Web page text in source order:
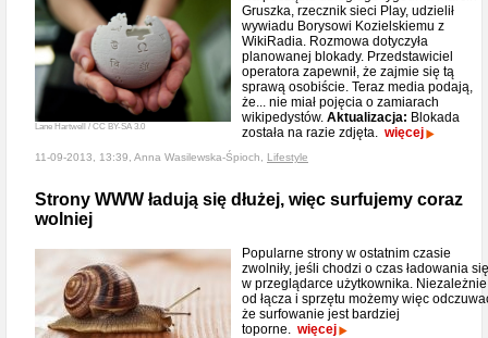
Lane Hartwell / CC BY-SA 3.0
Gruszka, rzecznik sieci Play, udzielił
wywiadu Borysowi Kozielskiemu z
WikiRadia. Rozmowa dotyczyła
planowanej blokady. Przedstawiciel
operatora zapewnił, że zajmie się tą
sprawą osobiście. Teraz media podają,
że... nie miał pojęcia o zamiarach
wikipedystów. Aktualizacja: Blokada
została na razie zdjęta. więcej
11-09-2013, 13:39, Anna Wasilewska-Śpioch, Lifestyle
Strony WWW ładują się dłużej, więc surfujemy coraz
wolniej
Popularne strony w ostatnim czasie
zwolniły, jeśli chodzi o czas ładowania się
w przeglądarce użytkownika. Niezależnie
od łącza i sprzętu możemy więc
że surfowanie jest bardziej
toporne. więcej